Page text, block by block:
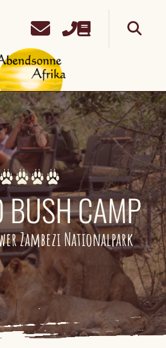
BUSH CAMP
Zambezi Nationalpark